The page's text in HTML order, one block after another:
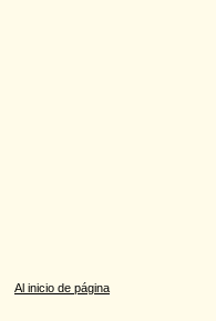
Al inicio de página